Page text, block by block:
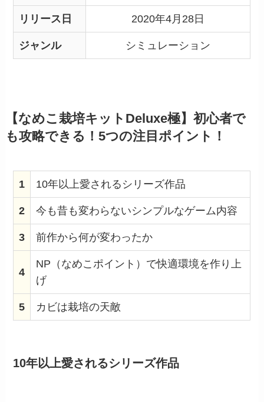
リリース日 2020年4月28日
ジャンル シミュレーション
【なめこ栽培キットDeluxe極】初心者で
も攻略できる！5つの注目ポイント！
1 10年以上愛されるシリーズ作品
2 今も昔も変わらないシンプルなゲーム内容
3 前作から何が変わったか
4
NP（なめこポイント）で快適環境を作り上
げ
5 カビは栽培の天敵
10年以上愛されるシリーズ作品